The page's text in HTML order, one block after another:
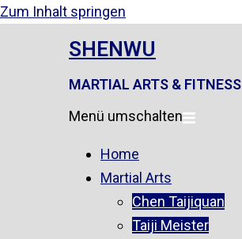
Zum Inhalt springen
SHENWU
MARTIAL ARTS & FITNESS
Menü umschalten
Home
Martial Arts
Chen Taijiquan
Taiji Meister